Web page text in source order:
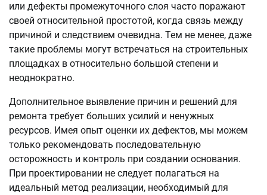
или дефекты промежуточного слоя часто поражают
своей относительной простотой, когда связь между
причиной и следствием очевидна. Тем не менее, даже
такие проблемы могут встречаться на строительных
площадках в относительно большой степени и
неоднократно.
Дополнительное выявление причин и решений для
ремонта требует больших усилий и ненужных
ресурсов. Имея опыт оценки их дефектов, мы можем
только рекомендовать последовательную
осторожность и контроль при создании основания.
При проектировании не следует полагаться на
идеальный метод реализации, необходимый для